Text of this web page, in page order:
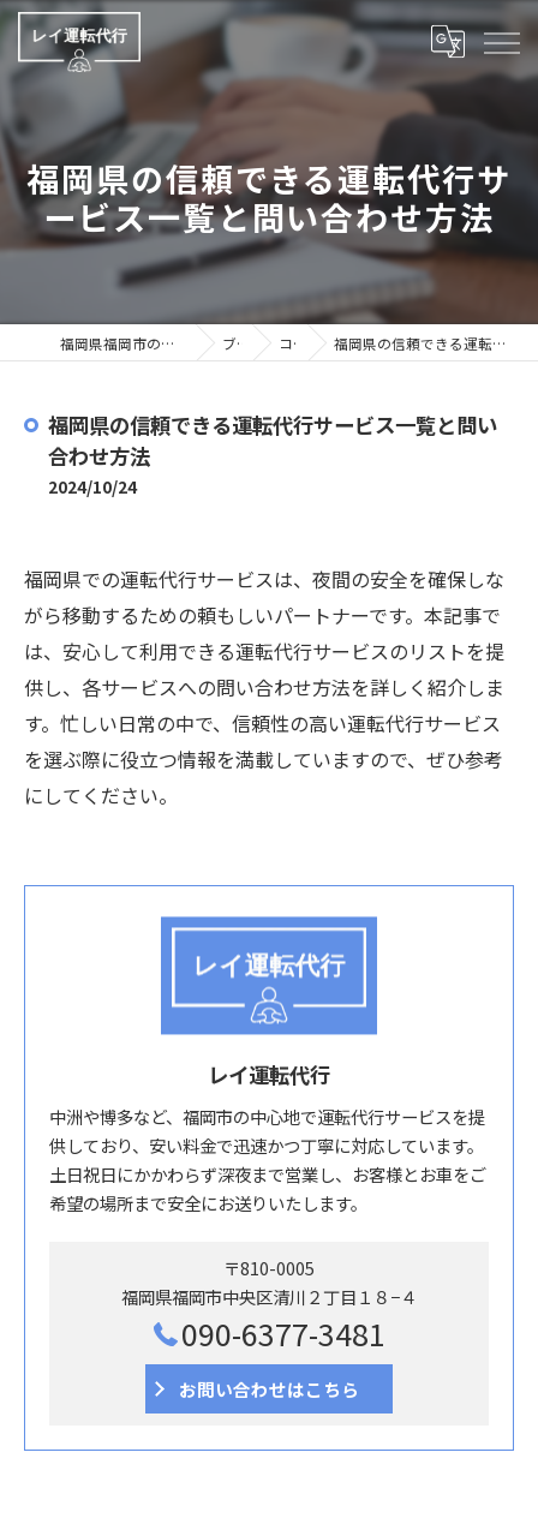
福岡県の信頼できる運転代行サ
ービス一覧と問い合わせ方法
福岡県福岡市の運転代行ならレイ運転代行 ブログ コラム 福岡県の信頼できる運転代行サービス一覧と問い合わせ方法
福岡県の信頼できる運転代行サービス一覧と問い
合わせ方法
2024/10/24
福岡県での運転代行サービスは、夜間の安全を確保しな
がら移動するための頼もしいパートナーです。本記事で
は、安心して利用できる運転代行サービスのリストを提
供し、各サービスへの問い合わせ方法を詳しく紹介しま
す。忙しい日常の中で、信頼性の高い運転代行サービス
を選ぶ際に役立つ情報を満載していますので、ぜひ参考
にしてください。
レイ運転代行
中洲や博多など、福岡市の中心地で運転代行サービスを提
供しており、安い料金で迅速かつ丁寧に対応しています。
土日祝日にかかわらず深夜まで営業し、お客様とお車をご
希望の場所まで安全にお送りいたします。
〒810-0005
福岡県福岡市中央区清川２丁目１８−４
090-6377-3481
お問い合わせはこちら